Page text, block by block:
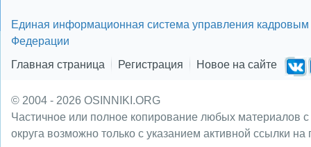
Единая информационная система управления кадровым
Федерации
Главная страница
Регистрация Новое на сайте
© 2004 - 2026 OSINNIKI.ORG
Частичное или полное копирование любых материалов
округа возможно только с указанием активной ссылки на